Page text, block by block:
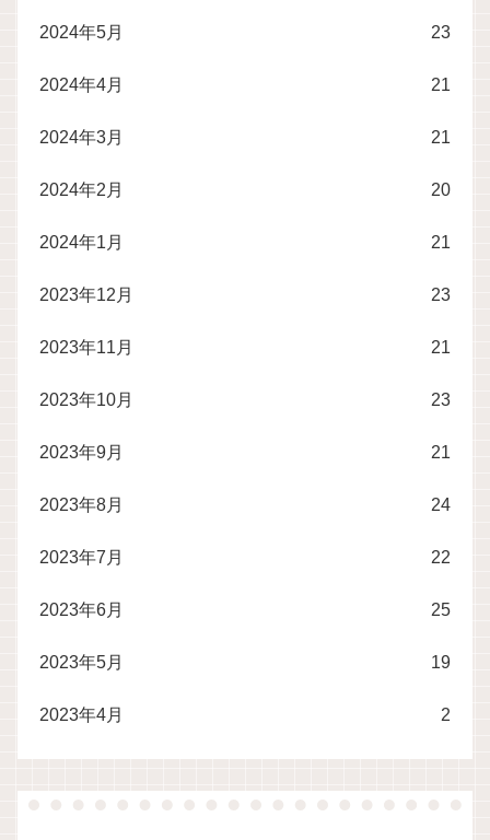
2024年5月 23
2024年4月 21
2024年3月 21
2024年2月 20
2024年1月 21
2023年12月 23
2023年11月 21
2023年10月 23
2023年9月 21
2023年8月 24
2023年7月 22
2023年6月 25
2023年5月 19
2023年4月 2